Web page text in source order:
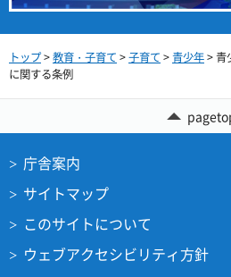
トップ>教育・子育て >子育て >青少年> 青
に関する条例
庁舎案内
サイトマップ
このサイトについて
ウェブアクセシビリティ方針